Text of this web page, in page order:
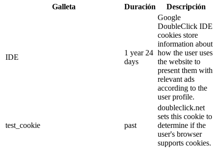
Galleta Duración Descripción
IDE
1 year 24
days
Google
DoubleClick IDE
cookies store
information about
how the user uses
the website to
present them with
relevant ads
according to the
user profile.
test_cookie past
doubleclick.net
sets this cookie to
determine if the
user's browser
supports cookies.